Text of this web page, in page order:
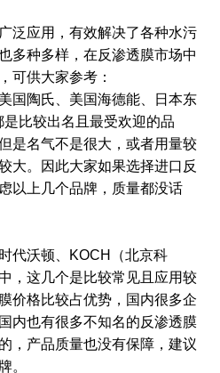
泛应用，有效解决了各种水污
多种多样，在反渗透膜市场中
可供大家参考：
国陶氏、美国海德能、日本东
比较出名且最受欢迎的品
是名气不是很大，或者用量较
大。因此大家如果选择进口反
以上几个品牌，质量都没话
代沃顿、KOCH（北京科
，这几个是比较常见且应用较
价格比较占优势，国内很多企
内也有很多不知名的反渗透膜
，产品质量也没有保障，建议
。